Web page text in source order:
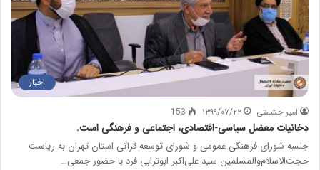
اخبار
امیر حشمتی ۱۳۹۹/۰۷/۲۲ 153
دخانیات معضل سیاسی-اقتصادی، اجتماعی و فرهنگی است.
جلسه شورای فرهنگی عمومی و شورای توسعه قرآنی استان تهران به ریاست
حجت‌الاسلام‌والمسلمین سید علی‌اکبر ابوترابی ­فرد با حضور جمعی…